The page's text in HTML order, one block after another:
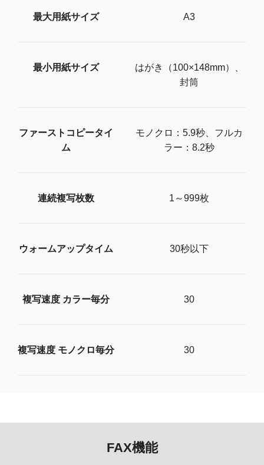
最大用紙サイズ A3
最小用紙サイズ
はがき（100×148mm）、
封筒
ファーストコピータイ
ム
モノクロ：5.9秒、フルカ
ラー：8.2秒
連続複写枚数 1～999枚
ウォームアップタイム 30秒以下
複写速度 カラー毎分 30
複写速度 モノクロ毎分 30
FAX機能